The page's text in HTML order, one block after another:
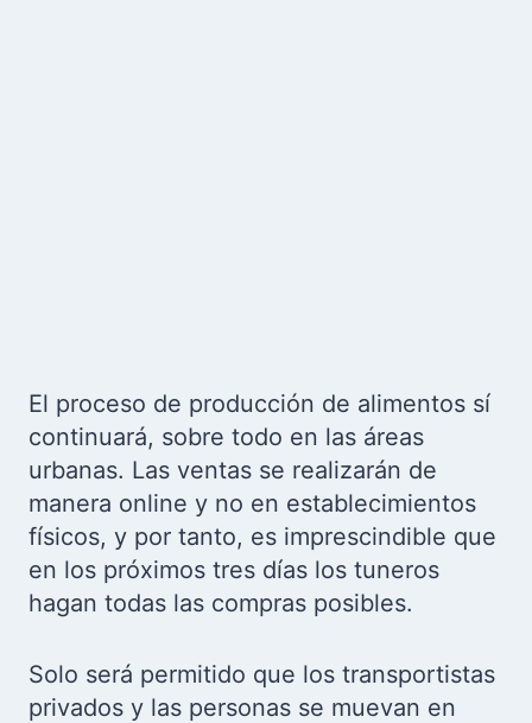
El proceso de producción de alimentos sí
continuará, sobre todo en las áreas
urbanas. Las ventas se realizarán de
manera online y no en establecimientos
físicos, y por tanto, es imprescindible que
en los próximos tres días los tuneros
hagan todas las compras posibles.
Solo será permitido que los transportistas
privados y las personas se muevan en